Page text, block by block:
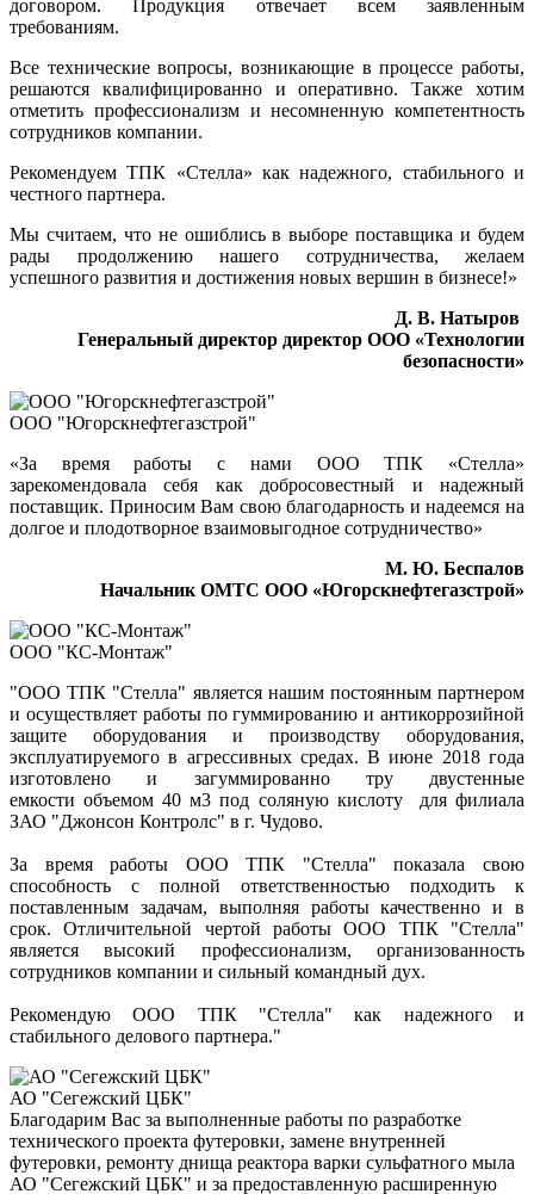
договором. Продукция отвечает всем заявленным
требованиям.
Все технические вопросы, возникающие в процессе работы,
решаются квалифицированно и оперативно. Также хотим
отметить профессионализм и несомненную компетентность
сотрудников компании.
Рекомендуем ТПК «Стелла» как надежного, стабильного и
честного партнера.
Мы считаем, что не ошиблись в выборе поставщика и будем
рады продолжению нашего сотрудничества, желаем
успешного развития и достижения новых вершин в бизнесе!»
Д. В. Натыров
Генеральный директор директор ООО «Технологии
безопасности»
ООО "Югорскнефтегазстрой"
«За время работы с нами ООО ТПК «Стелла»
зарекомендовала себя как добросовестный и надежный
поставщик. Приносим Вам свою благодарность и надеемся на
долгое и плодотворное взаимовыгодное сотрудничество»
М. Ю. Беспалов
Начальник ОМТС ООО «Югорскнефтегазстрой»
ООО "КС-Монтаж"
"ООО ТПК "Стелла" является нашим постоянным партнером
и осуществляет работы по гуммированию и антикоррозийной
защите оборудования и производству оборудования,
эксплуатируемого в агрессивных средах. В июне 2018 года
изготовлено и загуммированно тру двустенные
емкости объемом 40 м3 под соляную кислоту для филиала
ЗАО "Джонсон Контролс" в г. Чудово.
За время работы ООО ТПК "Стелла" показала свою
способность с полной ответственностью подходить к
поставленным задачам, выполняя работы качественно и в
срок. Отличительной чертой работы ООО ТПК "Стелла"
является высокий профессионализм, организованность
сотрудников компании и сильный командный дух.
Рекомендую ООО ТПК "Стелла" как надежного и
стабильного делового партнера."
АО "Сегежский ЦБК"
Благодарим Вас за выполненные работы по разработке
технического проекта футеровки, замене внутренней
футеровки, ремонту днища реактора варки сульфатного мыла
АО "Сегежский ЦБК" и за предоставленную расширенную